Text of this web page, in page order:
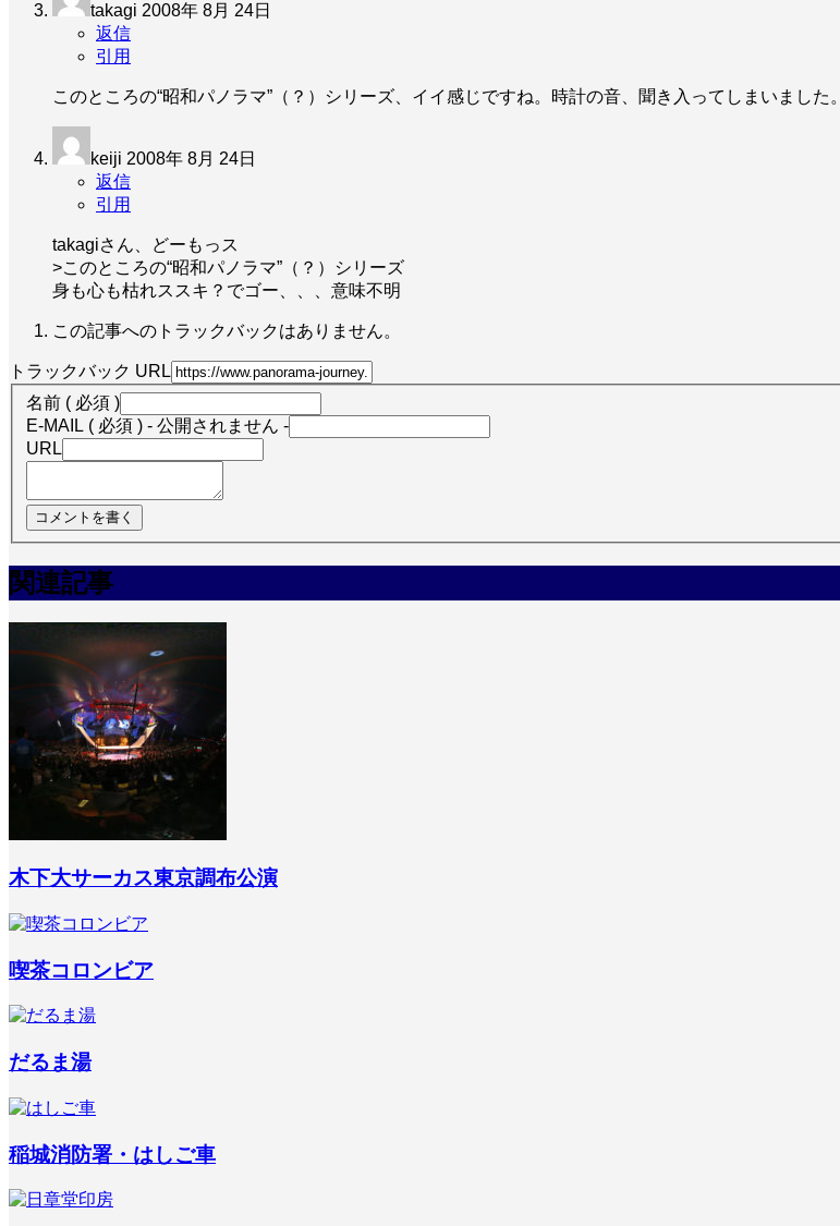
takagi 2008年 8月 24日
返信
引用
このところの“昭和パノラマ”（？）シリーズ、イイ感じですね。時計の音、聞き入ってしまいました。
keiji 2008年 8月 24日
返信
引用
takagiさん、どーもっス
>このところの“昭和パノラマ”（？）シリーズ
身も心も枯れススキ？でゴー、、、意味不明
この記事へのトラックバックはありません。
トラックバック URL
名前 ( 必須 )
E-MAIL ( 必須 ) - 公開されません -
URL
関連記事
木下大サーカス東京調布公演
喫茶コロンビア
だるま湯
稲城消防署・はしご車